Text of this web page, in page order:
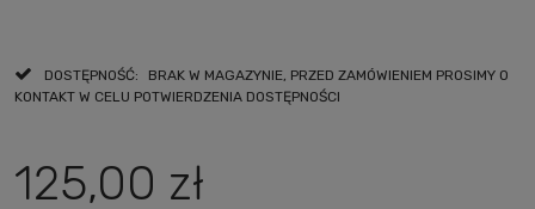
DOSTĘPNOŚĆ:
BRAK W MAGAZYNIE, PRZED ZAMÓWIENIEM PROSIMY O
KONTAKT W CELU POTWIERDZENIA DOSTĘPNOŚCI
125,00 zł